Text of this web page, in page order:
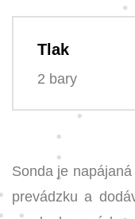
Tlak
2 bary
Sonda je
prevádzku a